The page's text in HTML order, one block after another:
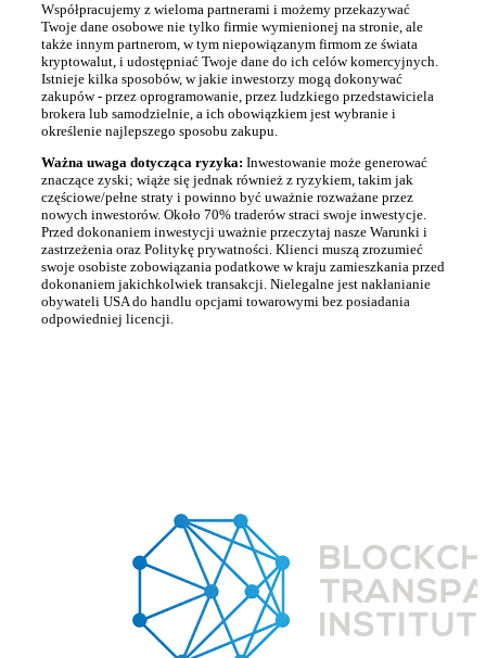
Współpracujemy z wieloma partnerami i możemy przekazywać
Twoje dane osobowe nie tylko firmie wymienionej na stronie, ale
także innym partnerom, w tym niepowiązanym firmom ze świata
kryptowalut, i udostępniać Twoje dane do ich celów komercyjnych.
Istnieje kilka sposobów, w jakie inwestorzy mogą dokonywać
zakupów - przez oprogramowanie, przez ludzkiego przedstawiciela
brokera lub samodzielnie, a ich obowiązkiem jest wybranie i
określenie najlepszego sposobu zakupu.
Ważna uwaga dotycząca ryzyka: Inwestowanie może generować
znaczące zyski; wiąże się jednak również z ryzykiem, takim jak
częściowe/pełne straty i powinno być uważnie rozważane przez
nowych inwestorów. Około 70% traderów straci swoje inwestycje.
Przed dokonaniem inwestycji uważnie przeczytaj nasze Warunki i
zastrzeżenia oraz Politykę prywatności. Klienci muszą zrozumieć
swoje osobiste zobowiązania podatkowe w kraju zamieszkania przed
dokonaniem jakichkolwiek transakcji. Nielegalne jest nakłanianie
obywateli USA do handlu opcjami towarowymi bez posiadania
odpowiedniej licencji.